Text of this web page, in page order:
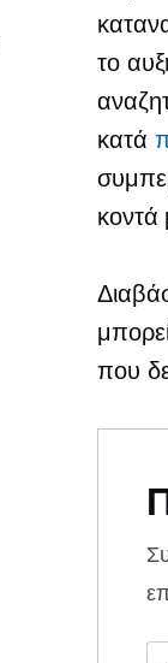
το
κατά
κοντά
που